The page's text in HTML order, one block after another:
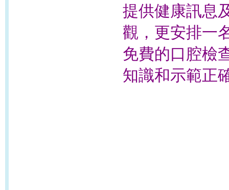
提供健康訊息
觀，更安排一
免費的口腔檢
知識和示範正